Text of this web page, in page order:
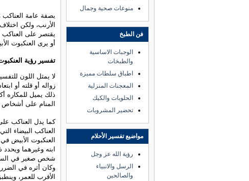
بصفة عامة
الأرنب، ولكن
يقتصر على العناكب
أو يرى العنكبوت
تفسير رؤية
لا يمثل اللون
زواله أو قلته أو
ذلك يميل للمكاره
المنام على أشخاص
كما يدل العناكب
العناكب البيضاء
العنكبوت الأبيض
ابنه وغيرهما
شخص صغير في السن
وكان أثره في الضرر
الأقرب للعمر،
منوعات صحية وجمال
فن الطبخ
الوجبات الاساسية
والطبخات
اطباق سلطات مميزة
المعجنات المنزلية
الحلويات والكيك
تحضير المشروبات
مواضيع تفسير الأحلام
رؤية الله عز وجل
الرسل والانبياء
والصالحين